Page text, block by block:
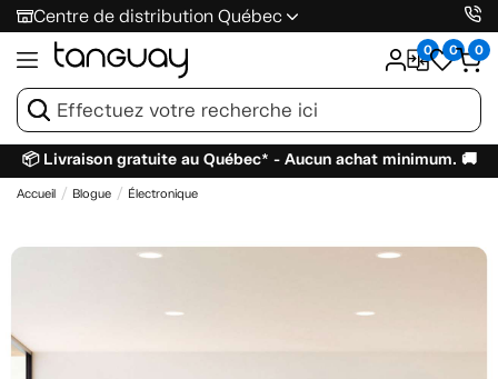
Centre de distribution Québec
0 0 0
📦 Livraison gratuite au Québec* - Aucun achat minimum. 🚚
Accueil Blogue Électronique